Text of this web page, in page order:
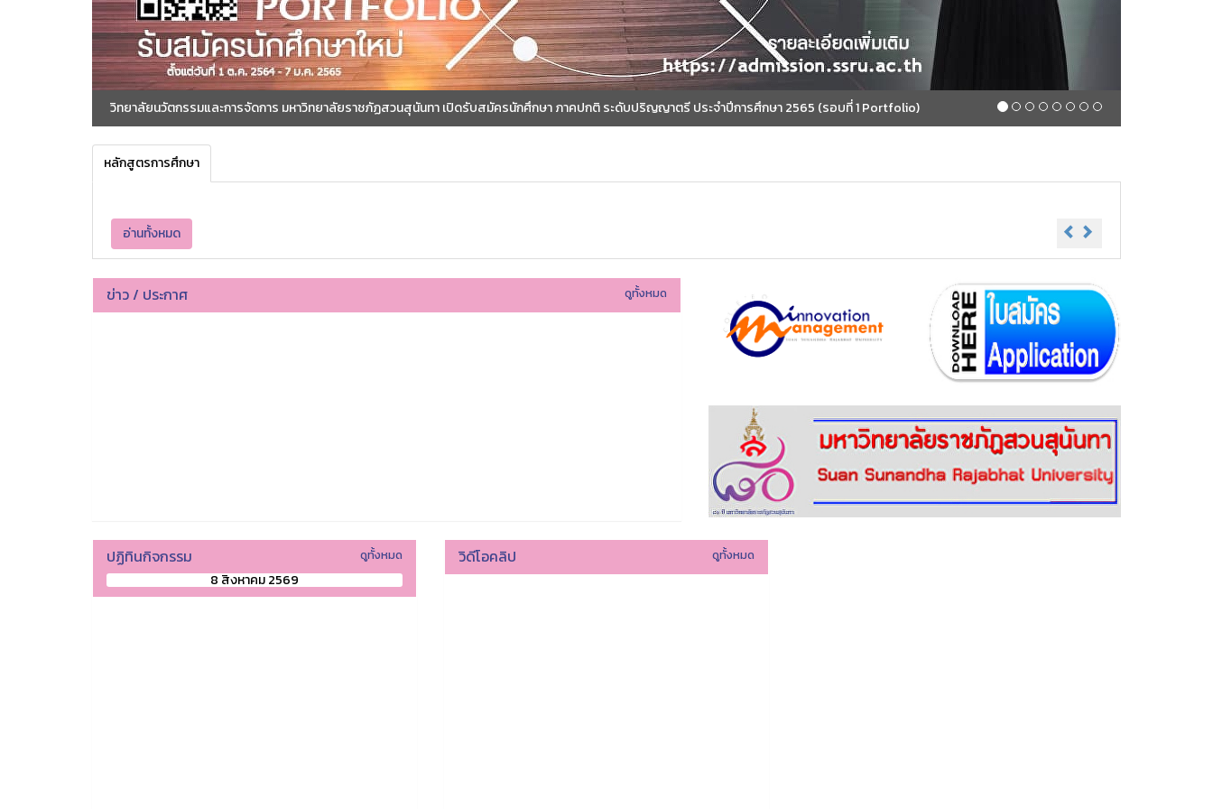
วิทยาลัยนวัตกรรมและการจัดการ มหาวิทยาลัยราชภัฏสวนสุนันทา เปิดรับสมัครนักศึกษา ภาคปกติ ระดับปริญญาตรี ประจำปีการศึกษา 2565 (รอบที่ 1 Portfolio)
หลักสูตรการศึกษา
อ่านทั้งหมด
ข่าว / ประกาศ ดูทั้งหมด
ปฏิทินกิจกรรม ดูทั้งหมด
8 สิงหาคม 2569
วิดีโอคลิป ดูทั้งหมด